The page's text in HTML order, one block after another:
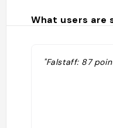
What users are
"Falstaff: 87